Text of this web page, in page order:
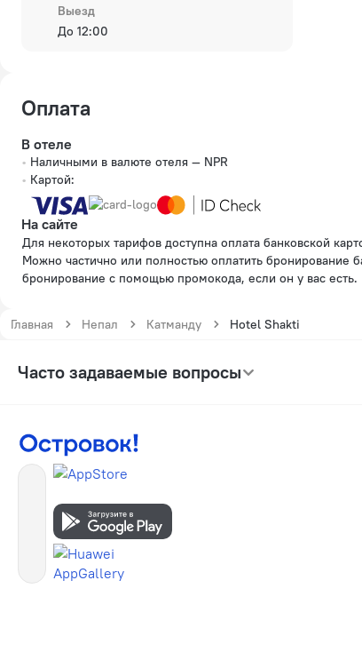
Выезд
До 12:00
Оплата
В отеле
Наличными в валюте отеля — NPR
Картой:
На сайте
Для некоторых тарифов доступна оплата банковской картой при бронировании на сайте.
Можно частично или полностью оплатить бронирование
бронирование с помощью промокода, если он у вас есть.
Главная Непал Катманду Hotel Shakti
Часто задаваемые вопросы